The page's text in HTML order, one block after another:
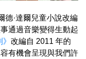
德·達爾兒童小說改編
通過音樂變得生動起
改編自 2011 年的
有機會呈現與我們許